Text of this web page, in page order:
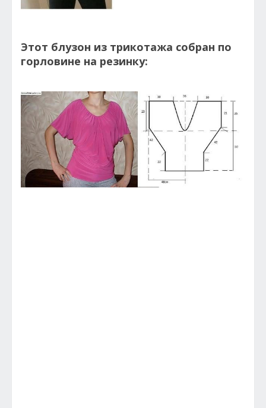
Этот блузон из трикотажа собран по
горловине на резинку: